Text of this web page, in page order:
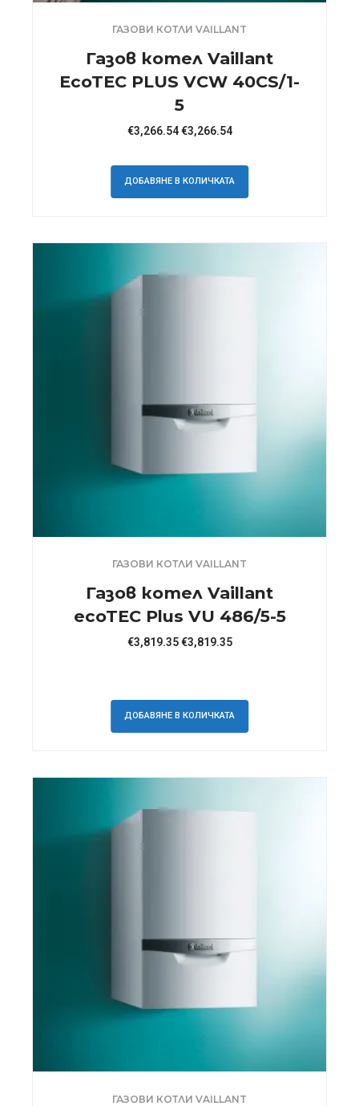
ГАЗОВИ КОТЛИ VAILLANT
Газов котел Vaillant
EcoTEC PLUS VCW 40CS/1-
5
€3,266.54 €3,266.54
ДОБАВЯНЕ В КОЛИЧКАТА
ГАЗОВИ КОТЛИ VAILLANT
Газов котел Vaillant
ecoTEC Plus VU 486/5-5
€3,819.35 €3,819.35
ДОБАВЯНЕ В КОЛИЧКАТА
ГАЗОВИ КОТЛИ VAILLANT